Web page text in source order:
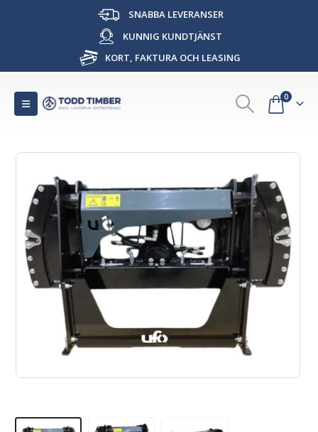
SNABBA LEVERANSER
KUNNIG KUNDTJÄNST
KORT, FAKTURA OCH LEASING
0